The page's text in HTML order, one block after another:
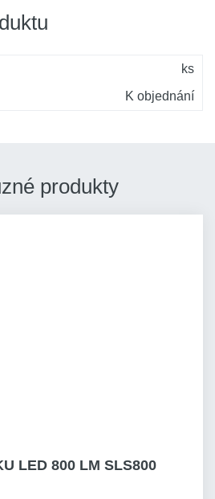
ks
K objednání
produkty
LED 800 LM SLS800